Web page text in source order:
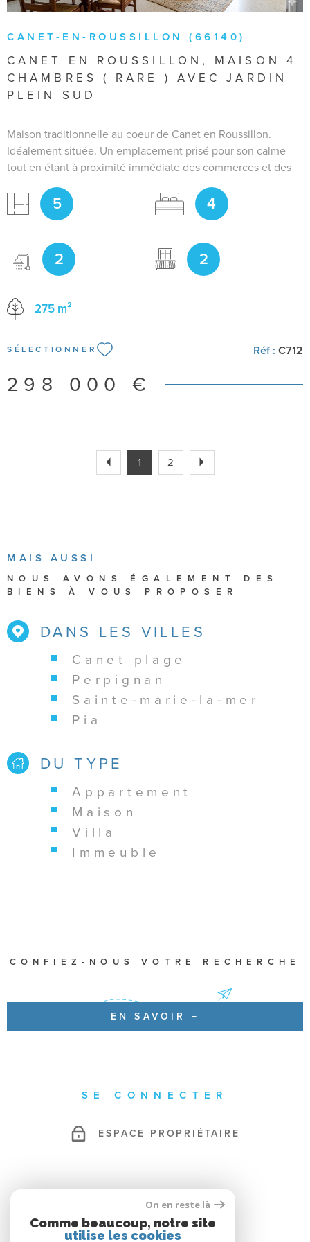
CANET-EN-ROUSSILLON (66140)
CANET EN ROUSSILLON, MAISON 4
CHAMBRES ( RARE ) AVEC JARDIN
PLEIN SUD
Maison traditionnelle au coeur de Canet en Roussillon.
Idéalement située. Un emplacement prisé pour son calme
tout en étant à proximité immédiate des commerces et des
commodités à pieds. Parfaite pour une famille cherchant
confort et praticité. Agencement fonctionnel et lumineux
avec ses 4 belles chambres garantissant un espace de vie
sud , est un atout rare dans le secteur, mais offrant un
extérieur suffisant pour profiter des belles journées et à
performances énergétiques en installant une climatisation
réversible. Ne manquez pas cette opportunité. Une remise
organiser une visite, contactez moi rapidement, Marc au
5 4
2 2
275 m²
SÉLECTIONNER Réf : C712
298 000 €
1 2
MAIS AUSSI
NOUS AVONS ÉGALEMENT DES
BIENS À VOUS PROPOSER
DANS LES VILLES
canet plage
perpignan
sainte-marie-la-mer
pia
DU TYPE
appartement
maison
villa
immeuble
CONFIEZ-NOUS VOTRE RECHERCHE
EN SAVOIR +
SE CONNECTER
ESPACE PROPRIÉTAIRE
ADHÉRENTS
On en reste là
Comme beaucoup, notre site
utilise les cookies